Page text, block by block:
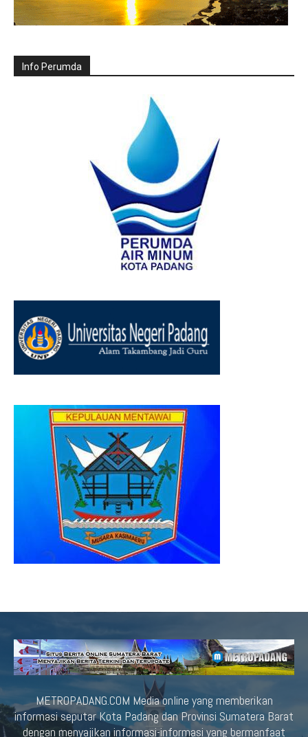
Info Perumda
METROPADANG.COM Media online yang memberikan
informasi seputar Kota Padang dan Provinsi Sumatera Barat
dengan menyajikan informasi-informasi yang bermanfaat